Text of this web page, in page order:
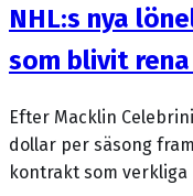
NHL:s nya
som blivit
Efter Macklin
dollar per säsong
kontrakt som verkliga